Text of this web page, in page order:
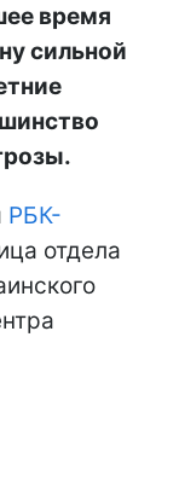
время
сильной
РБК-
отдела